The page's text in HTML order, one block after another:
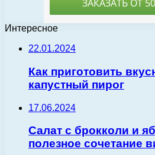
Интересное
22.01.2024
Как приготовить
капустный пирог
17.06.2024
Салат с брокколи и
полезное сочетание